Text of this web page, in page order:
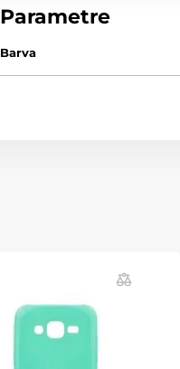
Parametre
Barva